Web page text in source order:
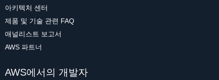
아키텍처 센터
제품 및 기술 관련 FAQ
애널리스트 보고서
AWS 파트너
AWS에서의 개발자